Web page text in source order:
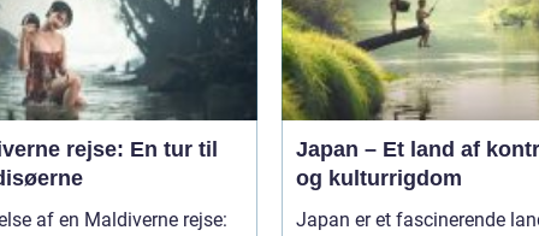
rejse: En tur til
af en Maldiverne rejse:
Japan – Et land af
og kulturrigdom
Japan er et fascinerende